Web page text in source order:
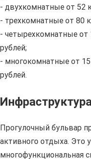
- двухкомнатные от 52
- трехкомнатные от 80
- четырехкомнатные от
рублей;
- многокомнатные от
рублей.
Прогулочный бульвар
активного отдыха. Это
многофункциональная